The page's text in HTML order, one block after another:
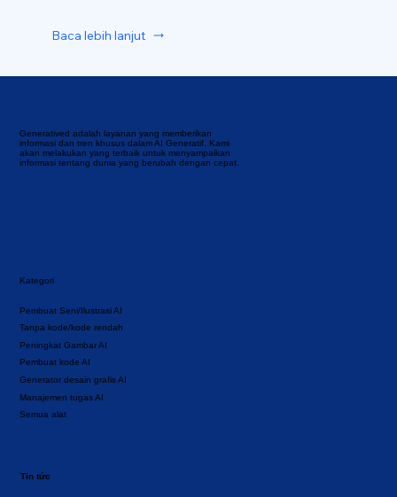
Generatived adalah layanan yang memberikan
informasi dan tren khusus dalam AI Generatif. Kami
akan melakukan yang terbaik untuk menyampaikan
informasi tentang dunia yang berubah dengan cepat.
Kategori
Semua alat
Manajemen tugas AI
Generator desain grafis AI
Tanpa kode/kode rendah
Pembuat kode AI
Peningkat Gambar AI
Pembuat Seni/Ilustrasi AI
Tin tức
Baca lebih lanjut